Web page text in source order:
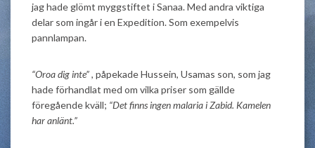
jag hade glömt myggstiftet i Sanaa. Med andra viktiga
delar som ingår i en Expedition. Som exempelvis
pannlampan.
“Oroa dig inte”, påpekade Hussein, Usamas son, som jag
hade förhandlat med om vilka priser som gällde
föregående kväll; “Det finns ingen malaria i Zabid. Kamelen
har anlänt.”